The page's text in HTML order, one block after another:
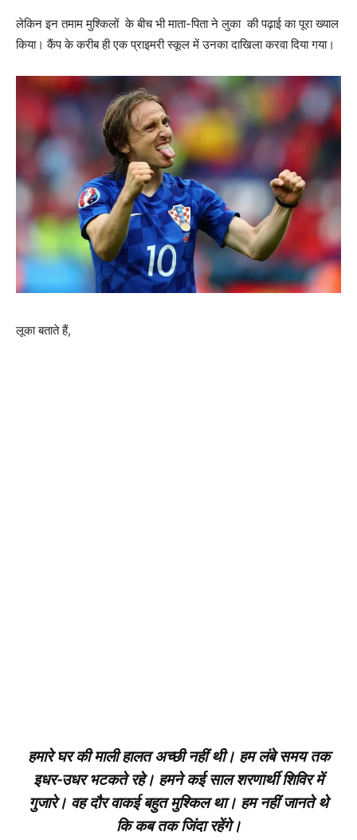
लेकिन इन तमाम मुश्किलों के बीच भी माता-पिता ने लुका की पढ़ाई का पूरा ख्याल
किया। कैंप के करीब ही एक प्राइमरी स्कूल में उनका दाखिला करवा दिया गया।
लूका बताते हैं,
हमारे घर की माली हालत अच्छी नहीं थी। हम लंबे समय तक
इधर-उधर भटकते रहे। हमने कई साल शरणार्थी शिविर में
गुजारे। वह दौर वाकई बहुत मुश्किल था। हम नहीं जानते थे
कि कब तक जिंदा रहेंगे।